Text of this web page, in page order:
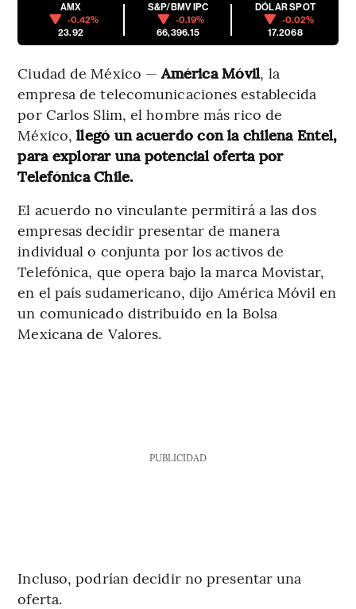
AMX
-0.42%
23.92
S&P/BMV IPC
-0.19%
66,396.15
DÓLAR SPOT
-0.02%
17.2068
Ciudad de México —América Móvil, la
empresa de telecomunicaciones establecida
por Carlos Slim, el hombre más rico de
México,llegó un acuerdo con la chilena Entel,
para explorar una potencial oferta por
Telefónica Chile.
El acuerdo no vinculante permitirá a las dos
empresas decidir presentar de manera
individual o conjunta por los activos de
Telefónica, que opera bajo la marca Movistar,
en el país sudamericano, dijo América Móvil en
un comunicado distribuido en la Bolsa
Mexicana de Valores.
PUBLICIDAD
Incluso, podrían decidir no presentar una
oferta.